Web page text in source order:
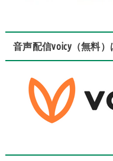
音声配信voicy（無料